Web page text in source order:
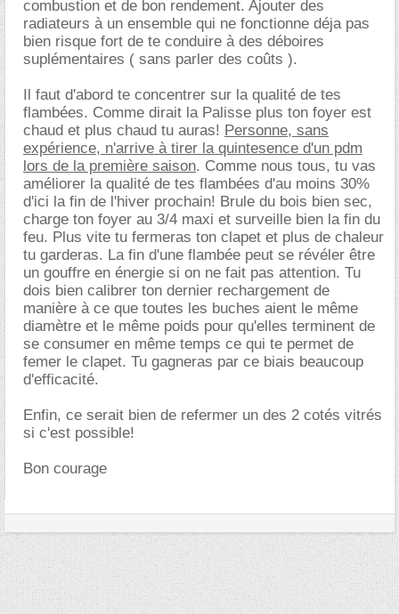
combustion et de bon rendement. Ajouter des
radiateurs à un ensemble qui ne fonctionne déja pas
bien risque fort de te conduire à des déboires
suplémentaires ( sans parler des coûts ).
Il faut d'abord te concentrer sur la qualité de tes
flambées. Comme dirait la Palisse plus ton foyer est
chaud et plus chaud tu auras! Personne, sans
expérience, n'arrive à tirer la quintesence d'un pdm
lors de la première saison. Comme nous tous, tu vas
améliorer la qualité de tes flambées d'au moins 30%
d'ici la fin de l'hiver prochain! Brule du bois bien sec,
charge ton foyer au 3/4 maxi et surveille bien la fin du
feu. Plus vite tu fermeras ton clapet et plus de chaleur
tu garderas. La fin d'une flambée peut se révéler être
un gouffre en énergie si on ne fait pas attention. Tu
dois bien calibrer ton dernier rechargement de
manière à ce que toutes les buches aient le même
diamètre et le même poids pour qu'elles terminent de
se consumer en même temps ce qui te permet de
femer le clapet. Tu gagneras par ce biais beaucoup
d'efficacité.
Enfin, ce serait bien de refermer un des 2 cotés vitrés
si c'est possible!
Bon courage